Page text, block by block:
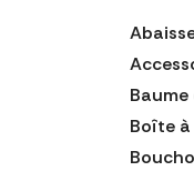
Boîte